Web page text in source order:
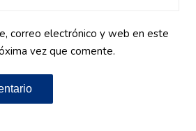
correo electrónico y web en este
vez que comente.